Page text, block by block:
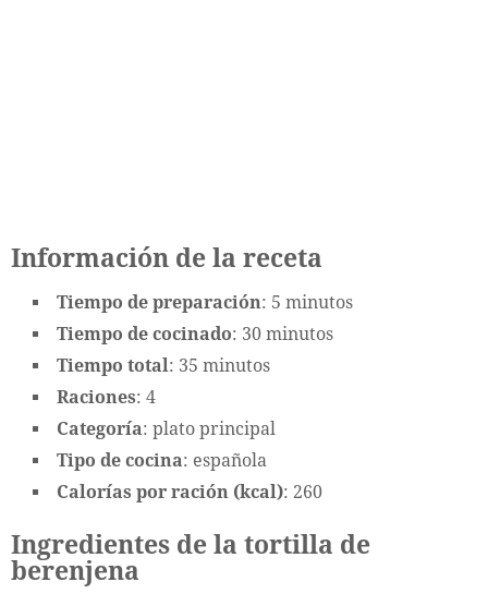
Información de la receta
Tiempo de preparación: 5 minutos
Tiempo de cocinado: 30 minutos
Tiempo total : 35 minutos
Raciones: 4
Categoría: plato principal
Tipo de cocina: española
Calorías por ración (kcal): 260
Ingredientes de la tortilla de
berenjena